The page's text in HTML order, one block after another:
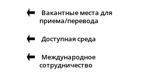
Вакантные места для
приема/перевода
Доступная среда
Международное
сотрудничество